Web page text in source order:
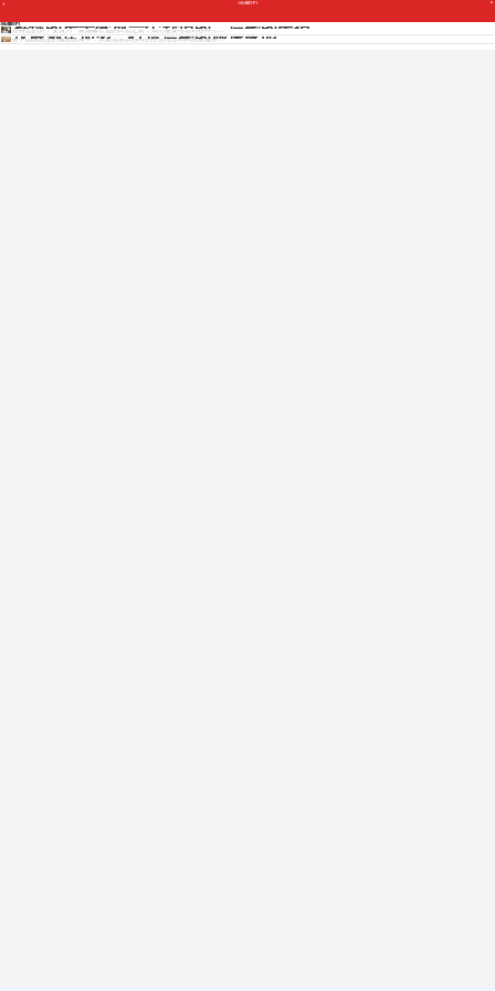
温馨的
温馨的将你的房子变成一个舒适的、温馨的民宿
在将您的房子变身为一家温馨舒适的民宿之前，我们需要考虑到各种方...
汉庭酒店加盟：打造温馨的旅途家园
在中国酒店业的蓬勃发展中，汉庭酒店以独特的经营理念和高质量服务...
Copyright © 2012 - 2025 www.jiudianjiameng.cc. All Rights Reserved. 酒店加盟版权所有